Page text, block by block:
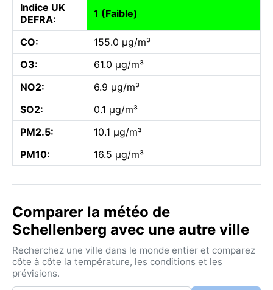
Indice UK
DEFRA:
1 (Faible)
CO:
155.0 µg/m³
O3:
61.0 µg/m³
NO2:
6.9 µg/m³
SO2:
0.1 µg/m³
PM2.5:
10.1 µg/m³
PM10:
16.5 µg/m³
Comparer la météo de
Schellenberg avec une autre ville
Recherchez une ville dans le monde entier et comparez
côte à côte la température, les conditions et les
prévisions.